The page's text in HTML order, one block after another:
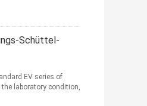
Schüttel-
EV series of
laboratory condition,